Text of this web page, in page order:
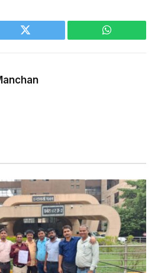
Twitter WhatsApp